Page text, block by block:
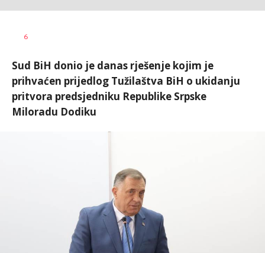
AUTOR
6
Sud BiH donio je danas rješenje kojim je
prihvaćen prijedlog Tužilaštva BiH o ukidanju
pritvora predsjedniku Republike Srpske
Miloradu Dodiku